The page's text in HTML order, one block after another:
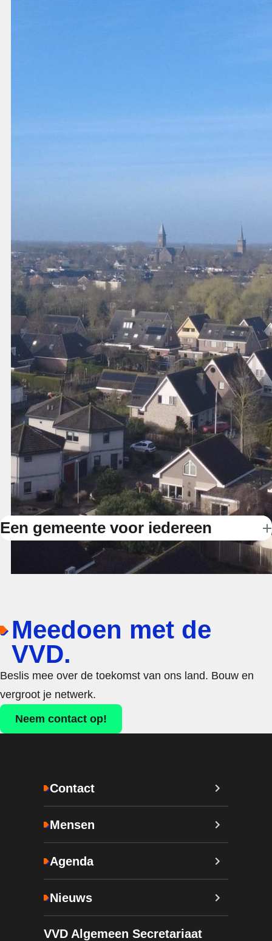
Een gemeente voor iedereen
Meedoen met de
VVD.
Beslis mee over de toekomst van ons land. Bouw en
vergroot je netwerk.
Neem contact op!
Contact
Mensen
Agenda
Nieuws
VVD Algemeen Secretariaat